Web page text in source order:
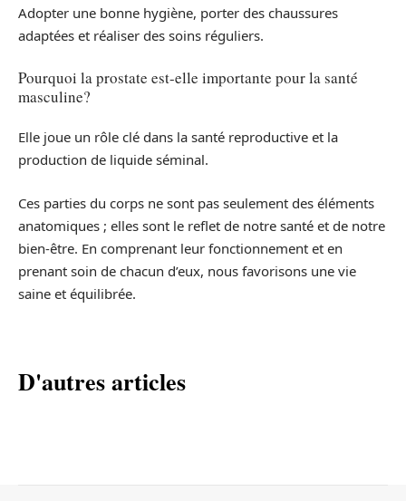
Adopter une bonne hygiène, porter des chaussures
adaptées et réaliser des soins réguliers.
Pourquoi la prostate est-elle importante pour la santé
masculine?
Elle joue un rôle clé dans la santé reproductive et la
production de liquide séminal.
Ces parties du corps ne sont pas seulement des éléments
anatomiques ; elles sont le reflet de notre santé et de notre
bien-être. En comprenant leur fonctionnement et en
prenant soin de chacun d’eux, nous favorisons une vie
saine et équilibrée.
D'autres articles